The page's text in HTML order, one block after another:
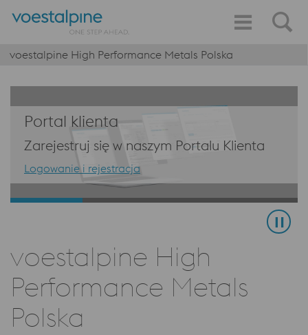
voestalpine High Performance Metals Polska
Portal klienta
Zarejestruj się w naszym Portalu Klienta
Logowanie i rejestracja
voestalpine High
Performance Metals
Polska